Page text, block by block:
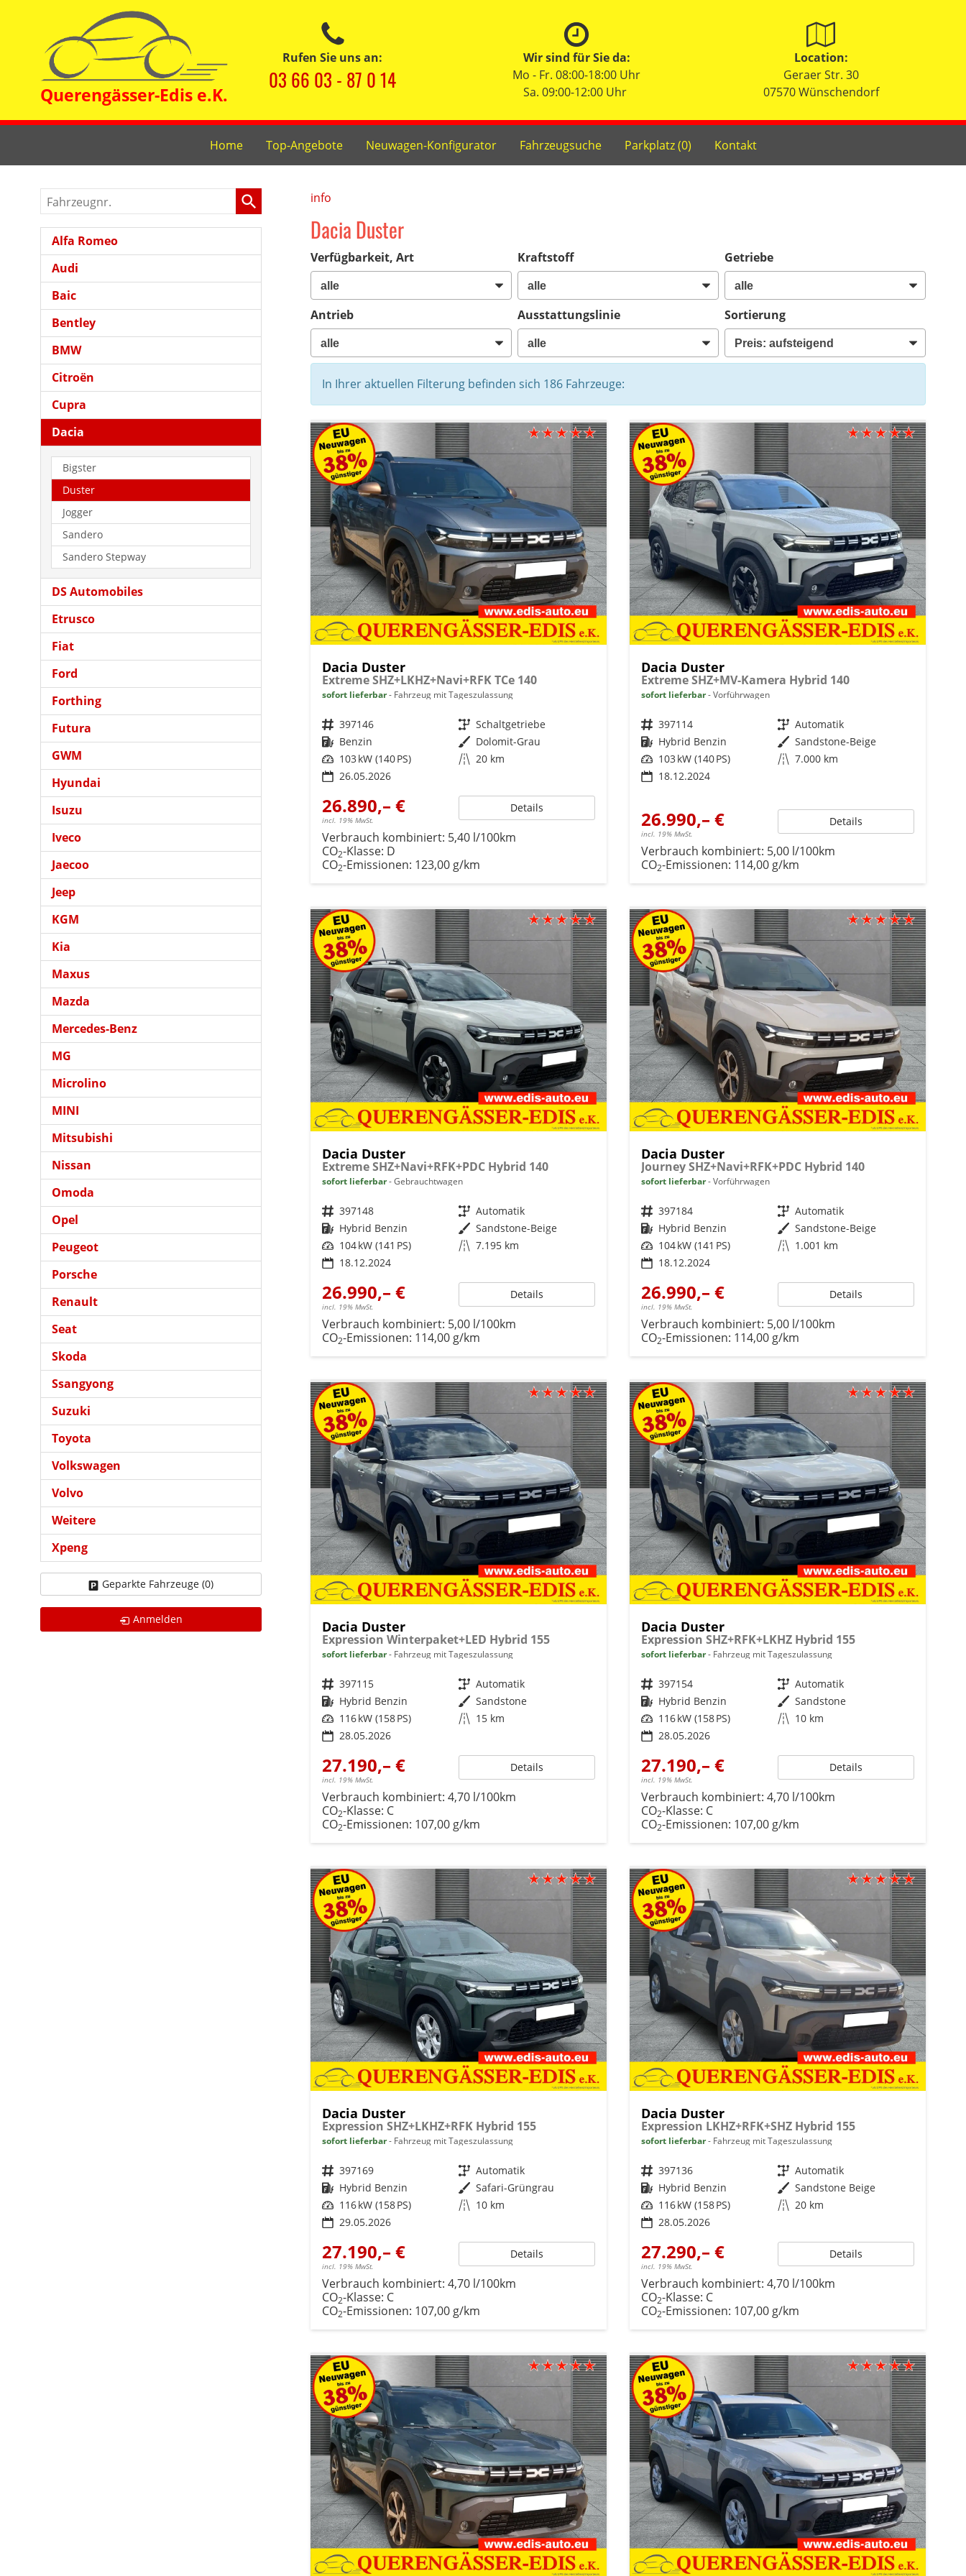
Rufen Sie uns an:
03 66 03 - 87 0 14
Wir sind für Sie da:
Mo - Fr. 08:00-18:00 Uhr
Sa. 09:00-12:00 Uhr
Location:
Geraer Str. 30
07570 Wünschendorf
Home Top-Angebote Neuwagen-Konfigurator Fahrzeugsuche Parkplatz (0) Kontakt
info
Dacia Duster
Verfügbarkeit, Art Kraftstoff Getriebe
Antrieb Ausstattungslinie Sortierung
In Ihrer aktuellen Filterung befinden sich 186Fahrzeuge:
Dacia Duster
Extreme SHZ+LKHZ+Navi+RFK TCe 140
sofort lieferbar Fahrzeug mit Tageszulassung
Fahrzeugnr. 397146 Getriebe Schaltgetriebe
Kraftstoff Benzin Außenfarbe Dolomit-Grau
Leistung 103 kW (140 PS) Kilometerstand 20 km
26.05.2026
26.890,– €
incl. 19% MwSt.
Details
Verbrauch kombiniert: 5,40 l/100km
CO2-Klasse: D
CO2-Emissionen: 123,00 g/km
Dacia Duster
Extreme SHZ+MV-Kamera Hybrid 140
sofort lieferbar Vorführwagen
Fahrzeugnr. 397114 Getriebe Automatik
Kraftstoff Hybrid Benzin Außenfarbe Sandstone-Beige
Leistung 103 kW (140 PS) Kilometerstand 7.000 km
18.12.2024
26.990,– €
incl. 19% MwSt.
Details
Verbrauch kombiniert: 5,00 l/100km
CO2-Emissionen: 114,00 g/km
Dacia Duster
Extreme SHZ+Navi+RFK+PDC Hybrid 140
sofort lieferbar Gebrauchtwagen
Fahrzeugnr. 397148 Getriebe Automatik
Kraftstoff Hybrid Benzin Außenfarbe Sandstone-Beige
Leistung 104 kW (141 PS) Kilometerstand 7.195 km
18.12.2024
26.990,– €
incl. 19% MwSt.
Details
Verbrauch kombiniert: 5,00 l/100km
CO2-Emissionen: 114,00 g/km
Dacia Duster
Journey SHZ+Navi+RFK+PDC Hybrid 140
sofort lieferbar Vorführwagen
Fahrzeugnr. 397184 Getriebe Automatik
Kraftstoff Hybrid Benzin Außenfarbe Sandstone-Beige
Leistung 104 kW (141 PS) Kilometerstand 1.001 km
18.12.2024
26.990,– €
incl. 19% MwSt.
Details
Verbrauch kombiniert: 5,00 l/100km
CO2-Emissionen: 114,00 g/km
Dacia Duster
Expression Winterpaket+LED Hybrid 155
sofort lieferbar Fahrzeug mit Tageszulassung
Fahrzeugnr. 397115 Getriebe Automatik
Kraftstoff Hybrid Benzin Außenfarbe Sandstone
Leistung 116 kW (158 PS) Kilometerstand 15 km
28.05.2026
27.190,– €
incl. 19% MwSt.
Details
Verbrauch kombiniert: 4,70 l/100km
CO2-Klasse: C
CO2-Emissionen: 107,00 g/km
Dacia Duster
Expression SHZ+RFK+LKHZ Hybrid 155
sofort lieferbar Fahrzeug mit Tageszulassung
Fahrzeugnr. 397154 Getriebe Automatik
Kraftstoff Hybrid Benzin Außenfarbe Sandstone
Leistung 116 kW (158 PS) Kilometerstand 10 km
28.05.2026
27.190,– €
incl. 19% MwSt.
Details
Verbrauch kombiniert: 4,70 l/100km
CO2-Klasse: C
CO2-Emissionen: 107,00 g/km
Dacia Duster
Expression SHZ+LKHZ+RFK Hybrid 155
sofort lieferbar Fahrzeug mit Tageszulassung
Fahrzeugnr. 397169 Getriebe Automatik
Kraftstoff Hybrid Benzin Außenfarbe Safari-Grüngrau
Leistung 116 kW (158 PS) Kilometerstand 10 km
29.05.2026
27.190,– €
incl. 19% MwSt.
Details
Verbrauch kombiniert: 4,70 l/100km
CO2-Klasse: C
CO2-Emissionen: 107,00 g/km
Dacia Duster
Expression LKHZ+RFK+SHZ Hybrid 155
sofort lieferbar Fahrzeug mit Tageszulassung
Fahrzeugnr. 397136 Getriebe Automatik
Kraftstoff Hybrid Benzin Außenfarbe Sandstone Beige
Leistung 116 kW (158 PS) Kilometerstand 20 km
28.05.2026
27.290,– €
incl. 19% MwSt.
Details
Verbrauch kombiniert: 4,70 l/100km
CO2-Klasse: C
CO2-Emissionen: 107,00 g/km
Fahrzeugnr.
Alfa Romeo
Audi
Baic
Bentley
BMW
Citroën
Cupra
Dacia
Bigster
Duster
Jogger
Sandero
Sandero Stepway
DS Automobiles
Etrusco
Fiat
Ford
Forthing
Futura
GWM
Hyundai
Isuzu
Iveco
Jaecoo
Jeep
KGM
Kia
Maxus
Mazda
Mercedes-Benz
MG
Microlino
MINI
Mitsubishi
Nissan
Omoda
Opel
Peugeot
Porsche
Renault
Seat
Skoda
Ssangyong
Suzuki
Toyota
Volkswagen
Volvo
Weitere
Xpeng
Geparkte Fahrzeuge (0)
Anmelden